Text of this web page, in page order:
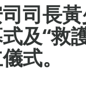
司長
及“救
式。